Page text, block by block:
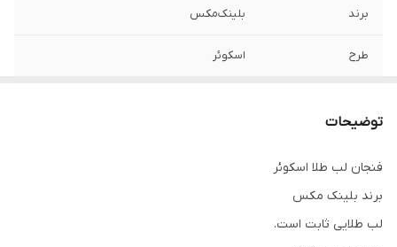
برند بلینک‌مکس
طرح اسکوئر
کیفیت طلایی
توضیحات
فنجان لب طلا اسکوئر
برند بلینک مکس
لب طلایی ثابت است.